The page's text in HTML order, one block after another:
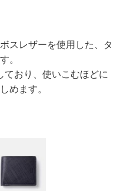
スレザーを使用した、タ
。
ており、使いこむほどに
めます。